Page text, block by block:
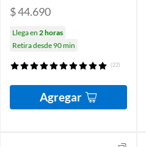
$ 44.690
Llega en 2 horas
Retira desde 90 min
(22)
Agregar